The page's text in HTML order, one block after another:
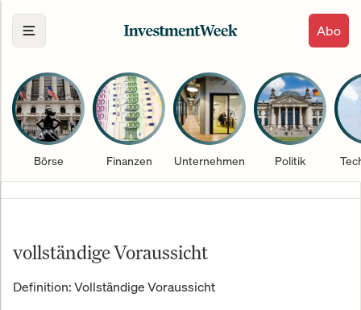
Abo
Börse Finanzen Unternehmen Politik
vollständige Voraussicht
Definition: Vollständige Voraussicht